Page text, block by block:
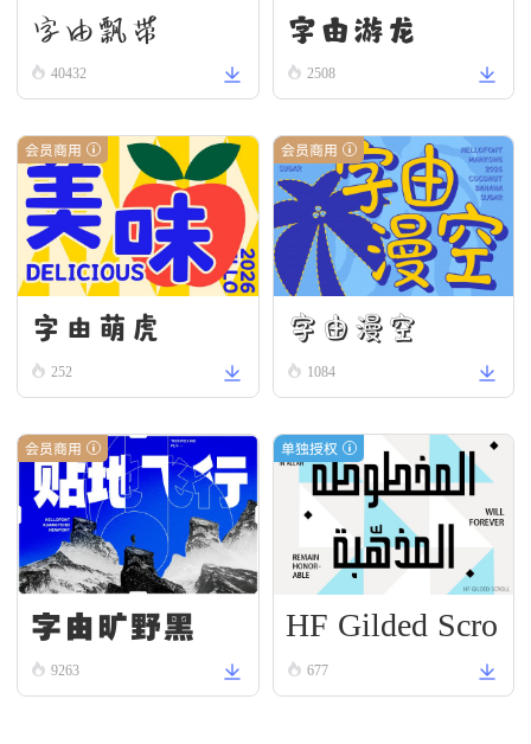
字由飘带
40432
字由游龙
2508
会员商用
字由萌虎
252
会员商用
字由漫空
1084
会员商用
字由旷野黑
9263
单独授权
HF Gilded Scro
ll 677